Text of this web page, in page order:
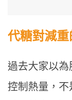
代糖對減
過去大家以
控制熱量，